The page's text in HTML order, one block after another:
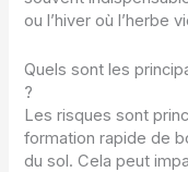
ou l’hiver où l’herbe
Quels sont les
?
Les risques sont
formation rapide de
du sol. Cela peut